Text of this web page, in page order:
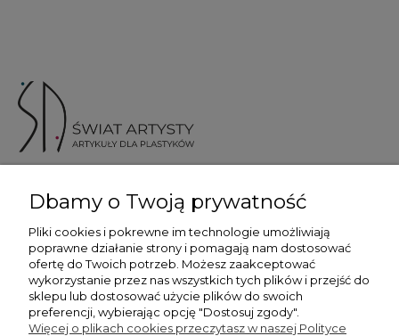
Więcej informacji
Płatność i dostawa
Dbamy o Twoją prywatność
Pliki cookies i pokrewne im technologie umożliwiają
poprawne działanie strony i pomagają nam dostosować
ofertę do Twoich potrzeb. Możesz zaakceptować
wykorzystanie przez nas wszystkich tych plików i przejść do
sklepu lub dostosować użycie plików do swoich
preferencji, wybierając opcję "Dostosuj zgody".
Więcej o plikach cookies przeczytasz w naszej Polityce